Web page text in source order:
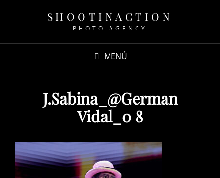
SHOOTINACTION
PHOTO AGENCY
MENÚ
J.Sabina_@German
Vidal_0 8